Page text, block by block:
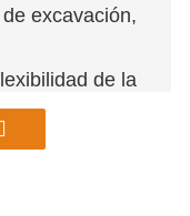
excavación,
de la
rápidos de